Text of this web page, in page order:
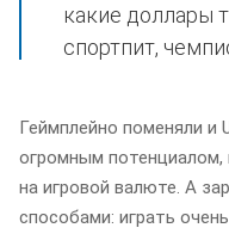
какие доллары
спортпит,
Геймплейно поменяли
огромным потенциалом,
на игровой валюте. А
способами: играть